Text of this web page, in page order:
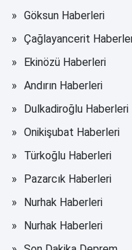
Göksun Haberleri
Çağlayancerit
Ekinözü Haberleri
Andırın Haberleri
Dulkadiroğlu Haberleri
Onikişubat Haberleri
Türkoğlu Haberleri
Pazarcık Haberleri
Nurhak Haberleri
Nurhak Haberleri